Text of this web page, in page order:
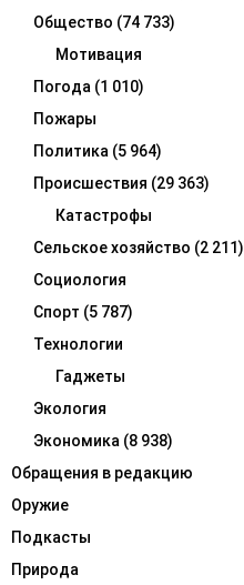
Общество (74 733)
Мотивация
Погода (1 010)
Пожары
Политика (5 964)
Происшествия (29 363)
Катастрофы
Сельское хозяйство (2 211)
Социология
Спорт (5 787)
Технологии
Гаджеты
Экология
Экономика (8 938)
Обращения в редакцию
Оружие
Подкасты
Природа